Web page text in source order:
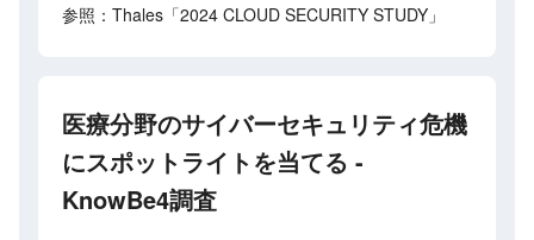
参照：Thales「2024 CLOUD SECURITY STUDY」
医療分野のサイバーセキュリティ危機
にスポットライトを当てる -
KnowBe4調査